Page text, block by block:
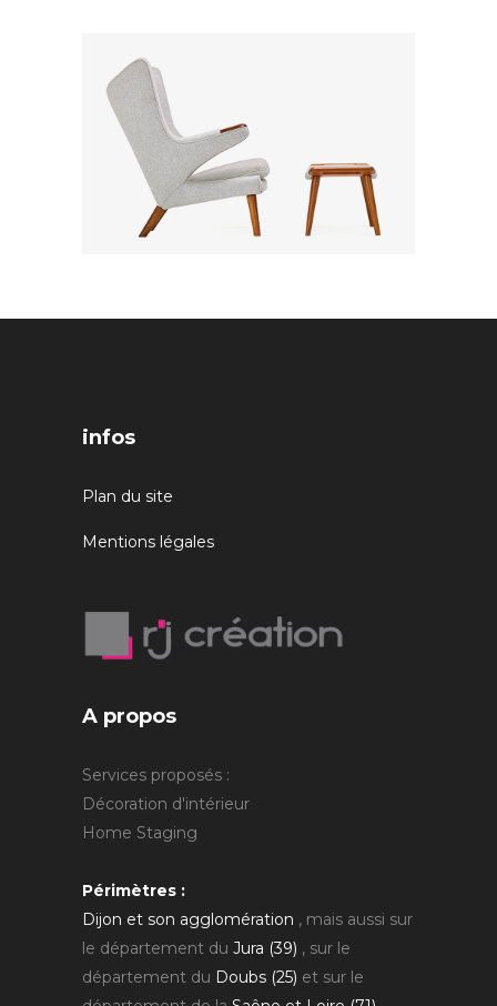
infos
Plan du site
Mentions légales
A propos
Services proposés :
Décoration d'intérieur
Home Staging
Périmètres :
Dijon et son agglomération , mais aussi sur
le département du Jura (39) , sur le
département du Doubs (25) et sur le